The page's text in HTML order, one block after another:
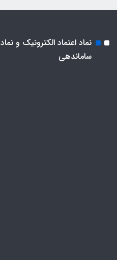
نماد اعتماد الکترونیک و نماد
ساماندهی